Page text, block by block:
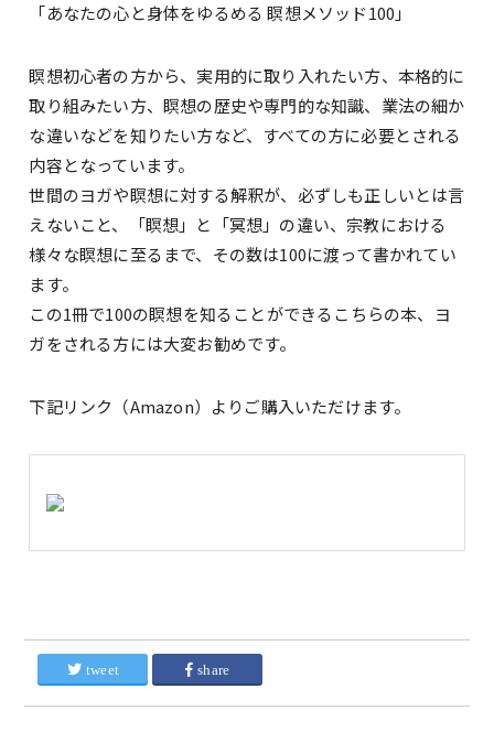
「あなたの心と身体をゆるめる 瞑想メソッド100」
瞑想初心者の方から、実用的に取り入れたい方、本格的に
取り組みたい方、瞑想の歴史や専門的な知識、業法の細か
な違いなどを知りたい方など、すべての方に必要とされる
内容となっています。
世間のヨガや瞑想に対する解釈が、必ずしも正しいとは言
えないこと、「瞑想」と「冥想」の違い、宗教における
様々な瞑想に至るまで、その数は100に渡って書かれてい
ます。
この1冊で100の瞑想を知ることができるこちらの本、ヨ
ガをされる方には大変お勧めです。
下記リンク（Amazon）よりご購入いただけます。
tweet share